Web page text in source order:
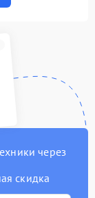
через
скидка